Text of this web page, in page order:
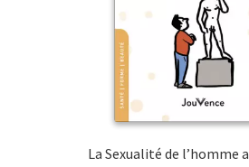
La Sexualité de l’homme